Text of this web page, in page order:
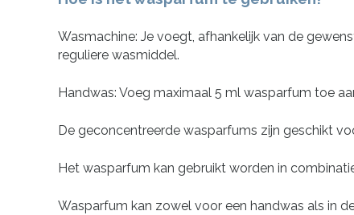
Wasmachine: Je voegt, afhankelijk van de
reguliere wasmiddel.
Handwas: Voeg maximaal 5 ml wasparfum toe
De geconcentreerde wasparfums zijn geschikt
Het wasparfum kan gebruikt worden in
Wasparfum kan zowel voor een handwas als in